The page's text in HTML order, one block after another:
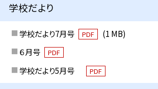
学校だより
学校だより7月号 PDF
(1 MB)
６月号
PDF
学校だより5月号 PDF